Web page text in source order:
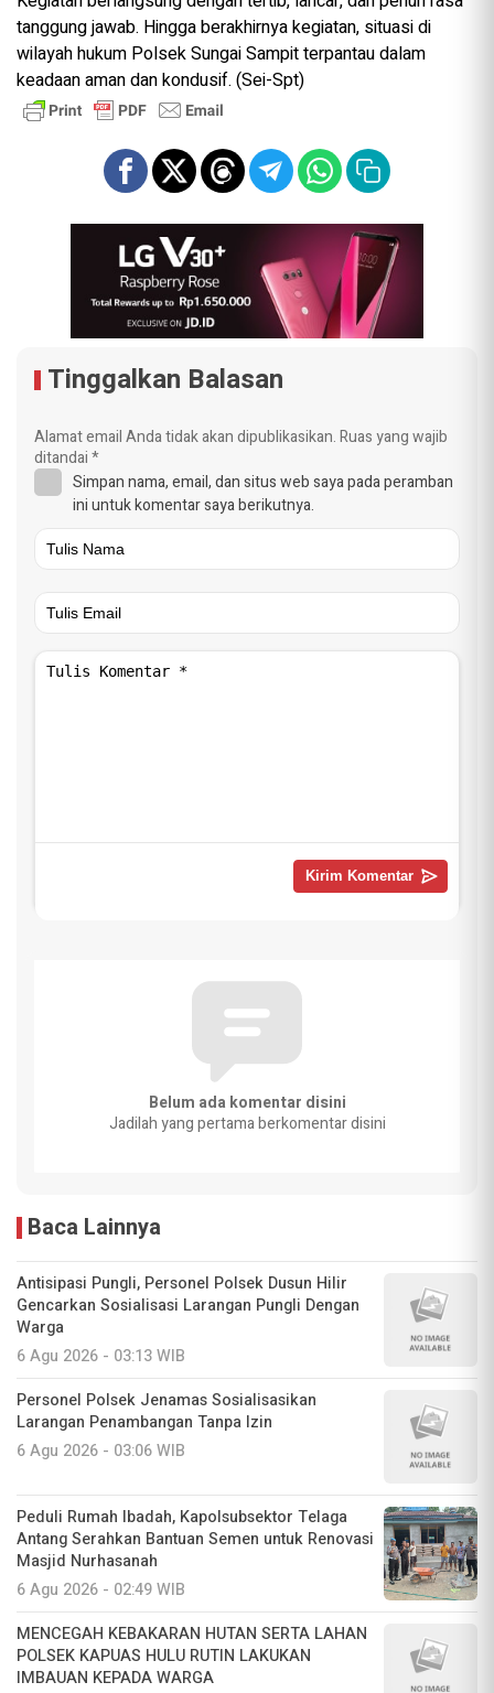
tanggung jawab. Hingga berakhirnya kegiatan, situasi di
wilayah hukum Polsek Sungai Sampit terpantau dalam
keadaan aman dan kondusif. (Sei-Spt)
Tinggalkan Balasan
Alamat email Anda tidak akan dipublikasikan.Ruas yang wajib
ditandai*
Simpan nama, email, dan situs web saya pada peramban
ini untuk komentar saya berikutnya.
Belum ada komentar disini
Jadilah yang pertama berkomentar disini
Baca Lainnya
Antisipasi Pungli, Personel Polsek Dusun Hilir
Gencarkan Sosialisasi Larangan Pungli Dengan
Warga
6 Agu 2026 - 03:13 WIB
Personel Polsek Jenamas Sosialisasikan
Larangan Penambangan Tanpa Izin
6 Agu 2026 - 03:06 WIB
Peduli Rumah Ibadah, Kapolsubsektor Telaga
Antang Serahkan Bantuan Semen untuk Renovasi
Masjid Nurhasanah
6 Agu 2026 - 02:49 WIB
MENCEGAH KEBAKARAN HUTAN SERTA LAHAN
POLSEK KAPUAS HULU RUTIN LAKUKAN
IMBAUAN KEPADA WARGA